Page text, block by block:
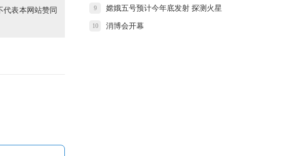
代表本网站赞同
9 嫦娥五号预计今年底发射 探测火星
10 消博会开幕